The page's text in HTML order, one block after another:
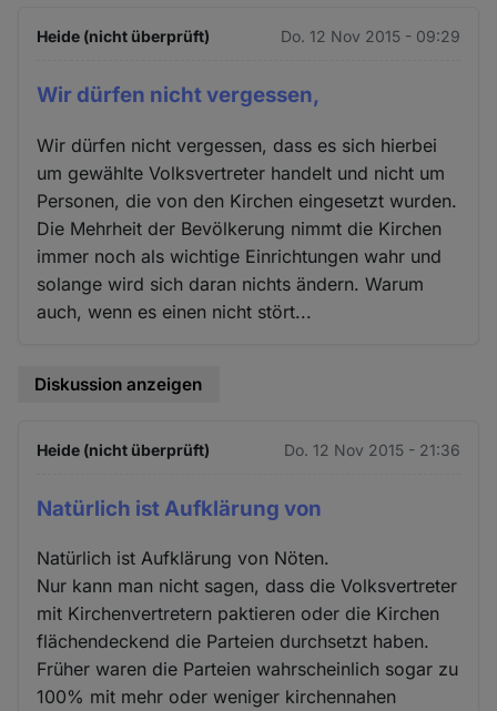
Heide (nicht überprüft) Do. 12 Nov 2015 - 09:29
Wir dürfen nicht vergessen,
Wir dürfen nicht vergessen, dass es sich hierbei
um gewählte Volksvertreter handelt und nicht um
Personen, die von den Kirchen eingesetzt wurden.
Die Mehrheit der Bevölkerung nimmt die Kirchen
immer noch als wichtige Einrichtungen wahr und
solange wird sich daran nichts ändern. Warum
auch, wenn es einen nicht stört...
Diskussion anzeigen
Heide (nicht überprüft) Do. 12 Nov 2015 - 21:36
Natürlich ist Aufklärung von
Natürlich ist Aufklärung von Nöten.
Nur kann man nicht sagen, dass die Volksvertreter
mit Kirchenvertretern paktieren oder die Kirchen
flächendeckend die Parteien durchsetzt haben.
Früher waren die Parteien wahrscheinlich sogar zu
100% mit mehr oder weniger kirchennahen